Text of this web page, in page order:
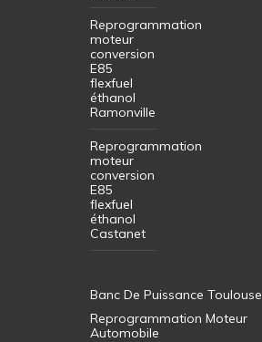
Reprogrammation
moteur
conversion
E85
flexfuel
éthanol
Ramonville
Reprogrammation
moteur
conversion
E85
flexfuel
éthanol
Castanet
Banc De Puissance Toulouse
Reprogrammation Moteur
Automobile